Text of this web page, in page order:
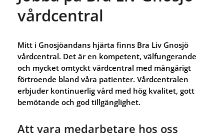
vårdcentral
Mitt i Gnosjöandans hjärta finns Bra Liv Gnosjö
vårdcentral. Det är en kompetent, välfungerande
och mycket omtyckt vårdcentral med mångårigt
förtroende bland våra patienter. Vårdcentralen
erbjuder kontinuerlig vård med hög kvalitet, gott
bemötande och god tillgänglighet.
Att vara medarbetare hos oss